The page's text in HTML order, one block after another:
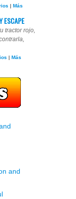
| Más
ESCAPE
tractor rojo,
| Más
and